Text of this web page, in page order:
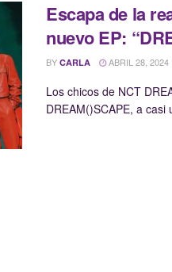
Escapa de la
nuevo EP:
BY CARLA ABRIL 28, 2024
Los chicos de NCT
DREAM()SCAPE, a